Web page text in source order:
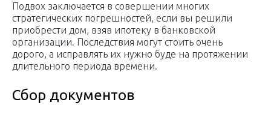
Подвох заключается в совершении многих
стратегических погрешностей, если вы решили
приобрести дом, взяв ипотеку в банковской
организации. Последствия могут стоить очень
дорого, а исправлять их нужно буде на протяжении
длительного периода времени.
Сбор документов